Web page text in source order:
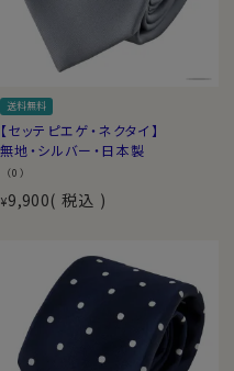
送料無料
【セッテピエゲ・ネクタイ】
無地・シルバー・日本製
（0）
¥9,900 税込